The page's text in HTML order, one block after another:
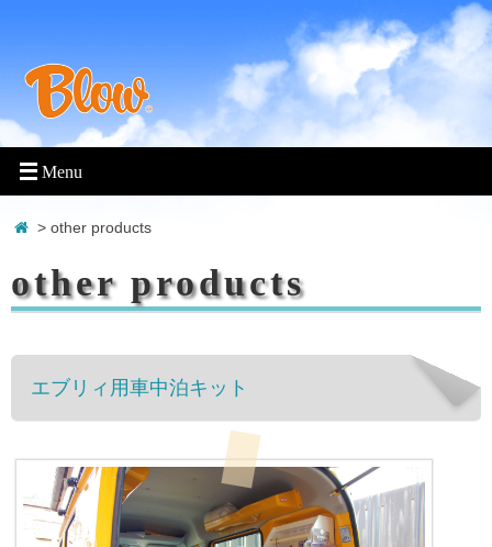
> other products
other products
エブリィ用車中泊キット